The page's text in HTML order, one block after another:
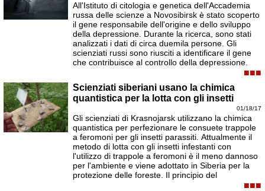
All'Istituto di citologia e genetica dell'Accademia
russa delle scienze a Novosibirsk è stato scoperto
il gene responsabile dell'origine e dello sviluppo
della depressione. Durante la ricerca, sono stati
analizzati i dati di circa duemila persone. Gli
scienziati russi sono riusciti a identificare il gene
che contribuisce al controllo della depressione.
■■■
Scienziati siberiani usano la chimica
quantistica per la lotta con gli insetti
01/18/17
Gli scienziati di Krasnojarsk utilizzano la chimica
quantistica per perfezionare le consuete trappole
a feromoni per gli insetti parassiti. Attualmente il
metodo di lotta con gli insetti infestanti con
l'utilizzo di trappole a feromoni è il meno dannoso
per l'ambiente e viene adottato in Siberia per la
protezione delle foreste. Il principio del
■■■